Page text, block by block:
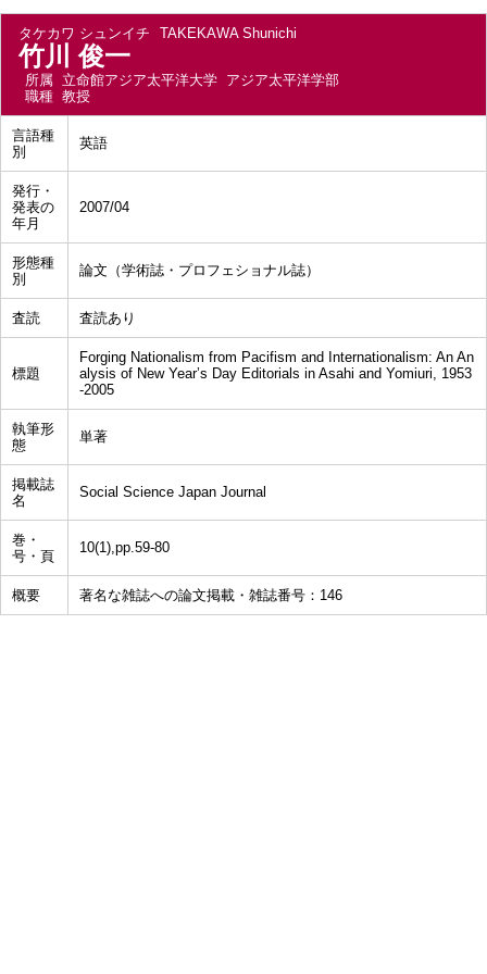
タケカワ シュンイチ TAKEKAWA Shunichi
竹川 俊一
所属 立命館アジア太平洋大学 アジア太平洋学部
職種 教授
言語種
別
英語
発行・
発表の
年月
2007/04
形態種
別
論文（学術誌・プロフェショナル誌）
査読 査読あり
標題
Forging Nationalism from Pacifism and Internationalism: An An
alysis of New Year’s Day Editorials in Asahi and Yomiuri, 1953
-2005
執筆形
態
単著
掲載誌
名
Social Science Japan Journal
巻・
号・頁
10(1),pp.59-80
概要 著名な雑誌への論文掲載・雑誌番号：146